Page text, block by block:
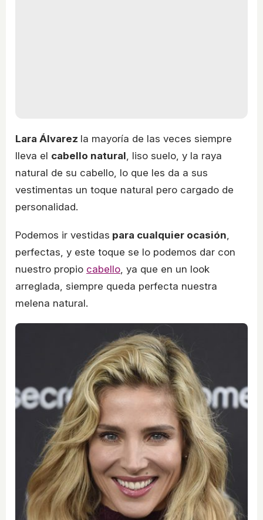
Lara Álvarez la mayoría de las veces siempre
lleva el cabello natural, liso suelo, y la raya
natural de su cabello, lo que les da a sus
vestimentas un toque natural pero cargado de
personalidad.
Podemos ir vestidas para cualquier ocasión,
perfectas, y este toque se lo podemos dar con
nuestro propio cabello, ya que en un look
arreglada, siempre queda perfecta nuestra
melena natural.